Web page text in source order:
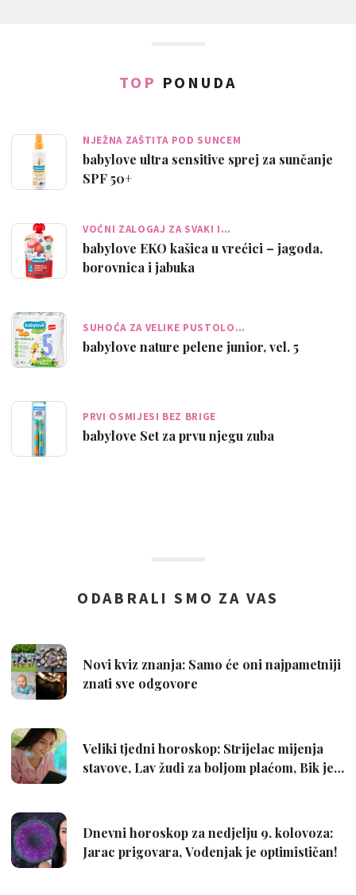
TOP PONUDA
NJEŽNA ZAŠTITA POD SUNCEM
babylove ultra sensitive sprej za sunčanje
SPF 50+
VOĆNI ZALOGAJ ZA SVAKI I…
babylove EKO kašica u vrećici – jagoda,
borovnica i jabuka
SUHOĆA ZA VELIKE PUSTOLO…
babylove nature pelene junior, vel. 5
PRVI OSMIJESI BEZ BRIGE
babylove Set za prvu njegu zuba